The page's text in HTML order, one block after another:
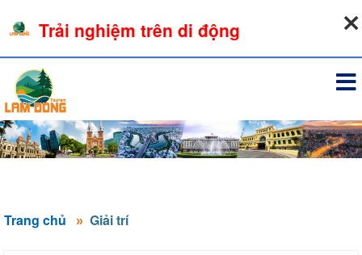
Trang chủ Giải trí
Trải nghiệm trên di động